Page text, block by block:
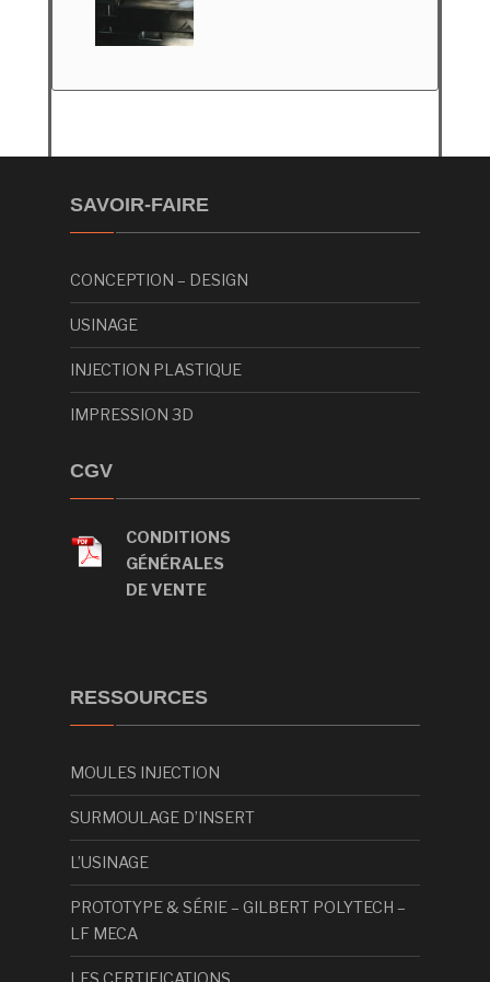
SAVOIR-FAIRE
CONCEPTION – DESIGN
USINAGE
INJECTION PLASTIQUE
IMPRESSION 3D
CGV
CONDITIONS
GÉNÉRALES
DE VENTE
RESSOURCES
MOULES INJECTION
SURMOULAGE D’INSERT
L’USINAGE
PROTOTYPE & SÉRIE – GILBERT POLYTECH –
LF MECA